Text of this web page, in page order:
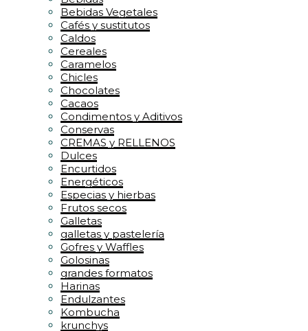
Bebidas Vegetales
Cafés y sustitutos
Caldos
Cereales
Caramelos
Chicles
Chocolates
Cacaos
Condimentos y Aditivos
Conservas
CREMAS y RELLENOS
Dulces
Encurtidos
Energéticos
Especias y hierbas
Frutos secos
Galletas
galletas y pastelería
Gofres y Waffles
Golosinas
grandes formatos
Harinas
Endulzantes
Kombucha
krunchys